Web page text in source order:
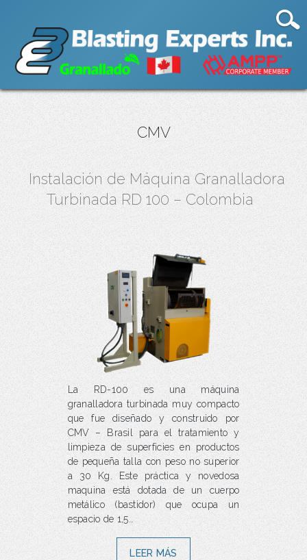
CMV
Instalación de Máquina Granalladora
Turbinada RD 100 – Colombia
La RD-100 es una máquina
granalladora turbinada muy compacto
que fue diseñado y construido por
CMV – Brasil para el tratamiento y
limpieza de superficies en productos
de pequeña talla con peso no superior
a 30 Kg. Este práctica y novedosa
maquina está dotada de un cuerpo
metálico (bastidor) que ocupa un
espacio de 1,5…
LEER MÁS